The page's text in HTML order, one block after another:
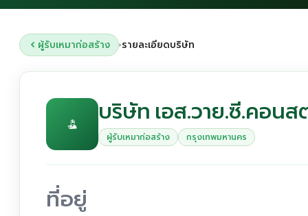
ผู้รับเหมาก่อสร้าง ›รายละเอียดบริษัท
บริษัท เอส.วาย.ซี.คอน
ผู้รับเหมาก่อสร้าง กรุงเทพมหานคร
ที่อยู่